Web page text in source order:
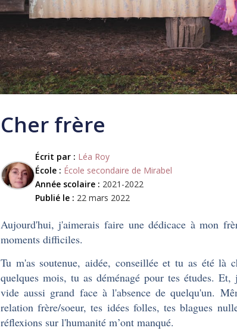
Cher frère
Écrit par : Léa Roy
École : École secondaire de Mirabel
Année scolaire : 2021-2022
Publié le : 22 mars 2022
Aujourd'hui, j'aimerais faire une dédicace à mon
moments difficiles.
Tu m'as soutenue, aidée, conseillée et tu as été
quelques mois, tu as déménagé pour tes études.
vide aussi grand face à l'absence de quelqu'un.
relation frère/soeur, tes idées folles, tes blagues
réflexions sur l'humanité m’ont manqué.